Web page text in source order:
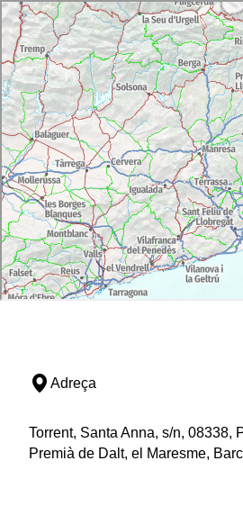
Adreça
Torrent, Santa Anna, s/n, 08338,
Premià de Dalt, el Maresme,